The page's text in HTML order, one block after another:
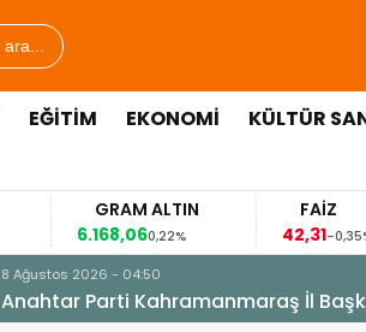
EĞİTİM EKONOMİ KÜLTÜR
GRAM ALTIN
6.168,060,22%
FAİZ
42,31
-0,35%
8 Ağustos 2026 - 04:50
Anahtar Parti Kahramanmaraş İl